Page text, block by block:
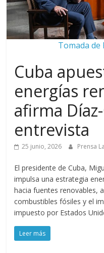
Tomada de
Cuba
energías
afirma
entrevista
25 junio, 2026 Prensa
El presidente de Cuba,
impulsa una estrategia
hacia fuentes renovables,
combustibles fósiles y el
impuesto por Estados
Leer más